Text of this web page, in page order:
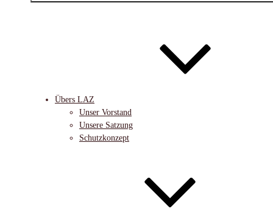
Übers LAZ
Unser Vorstand
Unsere Satzung
Schutzkonzept